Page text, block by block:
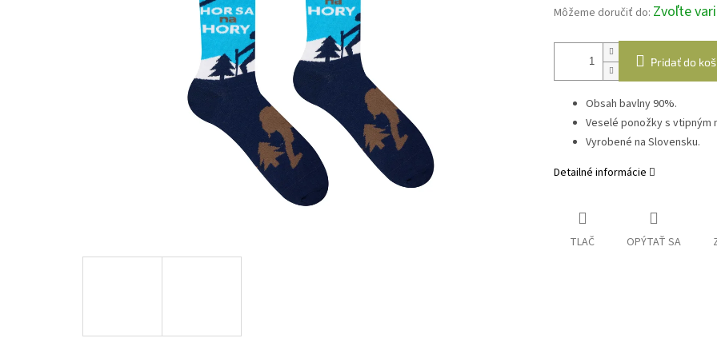
Môžeme doručiť do: Zvoľte
Pridať do
Obsah bavlny 90%.
Veselé ponožky s vtipným
Vyrobené na Slovensku.
Detailné informácie
TLAČ OPÝTAŤ SA